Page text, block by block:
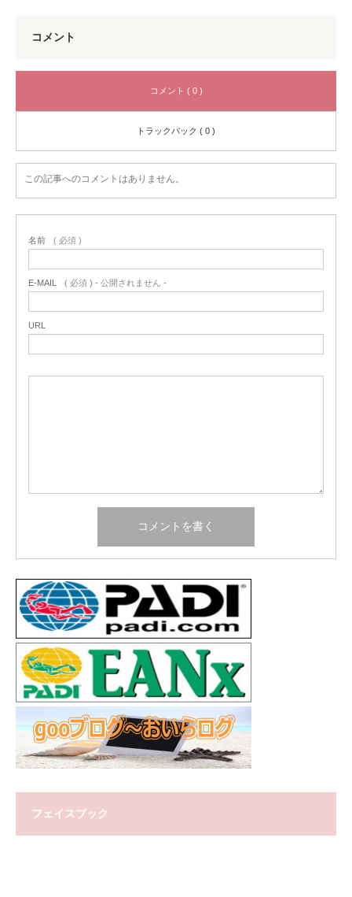
コメント
コメント ( 0 )
トラックバック ( 0 )
この記事へのコメントはありません。
名前 ( 必須 )
E-MAIL ( 必須 ) - 公開されません -
URL
フェイスブック